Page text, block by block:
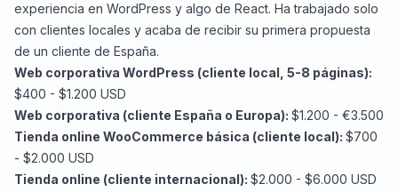
experiencia en WordPress y algo de React. Ha trabajado solo
con clientes locales y acaba de recibir su primera propuesta
de un cliente de España.
Web corporativa WordPress (cliente local, 5-8 páginas):
$400 - $1.200 USD
Web corporativa (cliente España o Europa): $1.200 - €3.500
Tienda online WooCommerce básica (cliente local): $700
- $2.000 USD
Tienda online (cliente internacional): $2.000 - $6.000 USD